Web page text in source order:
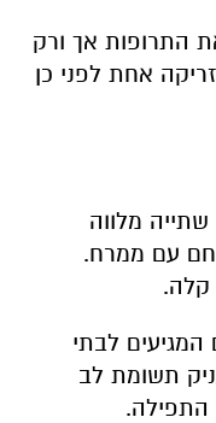
התרופות אך ורק
אחת לפני כן
מלווה
עם ממרח.
קלה.
המגיעים לבתי
תשומת לב
התפילה.